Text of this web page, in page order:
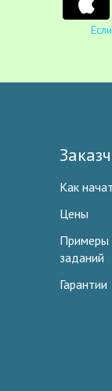
Как
Цены
Примеры
заданий
Гарантии